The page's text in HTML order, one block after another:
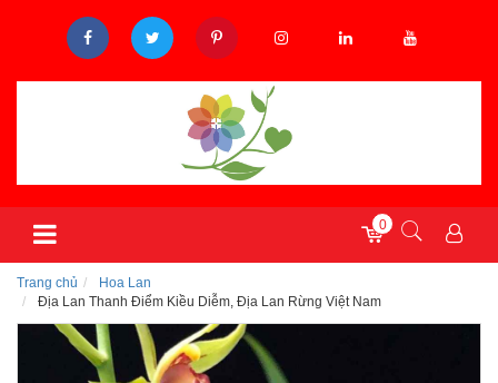
0
Trang chủ
Hoa Lan
Địa Lan Thanh Điểm Kiều Diễm, Địa Lan Rừng Việt Nam